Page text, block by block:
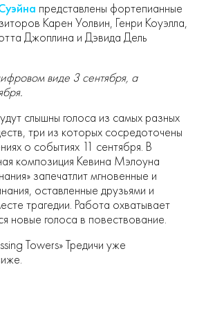
представлены фортепианные
Карен Уолвин, Генри Коуэлла,
Джоплина и Дэвида Дель
виде 3 сентября, а
слышны голоса из самых разных
три из которых сосредоточены
о событиях 11 сентября. В
композиция Кевина Мэлоуна
запечатлит мгновенные и
оставленные друзьями и
трагедии. Работа охватывает
новые голоса в повествование.
Towers» Тредичи уже